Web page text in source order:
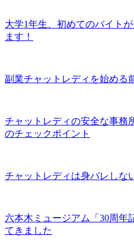
大学1年生、初めてのバイト
ます！
副業チャットレディを始める
チャットレディの安全な事務
のチェックポイント
チャットレディは身バレしな
六本木ミュージアム「30周年
てきました